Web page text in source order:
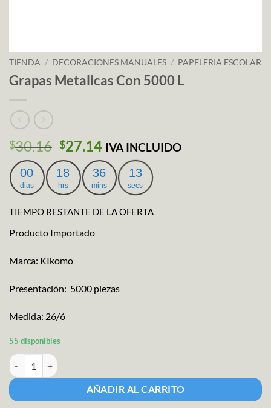
TIENDA / DECORACIONES MANUALES / PAPELERIA ESCOLAR
Grapas Metalicas Con 5000 L
$30.16 El
precio
original
era:
$27.14El
precio
actual
es:
IVA INCLUIDO
00
dias
18
hrs
36
mins
12
secs
TIEMPO RESTANTE DE LA OFERTA
Producto Importado
Marca: KIkomo
Presentación: 5000 piezas
Medida: 26/6
55 disponibles
Grapas Metalicas Con 5000 L cantidad
AÑADIR AL CARRITO